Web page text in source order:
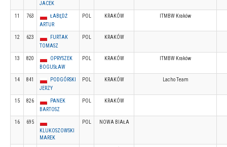
JACEK
11 763
ŁABĘDŹ
ARTUR
POL KRAKÓW ITMBW Kraków
12 623
FURTAK
TOMASZ
POL KRAKÓW
13 820
OPRYSZEK
BOGUSŁAW
POL KRAKÓW ITMBW Kraków
14 841
PODGÓRSKI
JERZY
POL KRAKÓW Lacho Team
15 826
PANEK
BARTOSZ
POL KRAKÓW
16
695
KLUKOSZOWSKI
MAREK
POL NOWA BIAŁA